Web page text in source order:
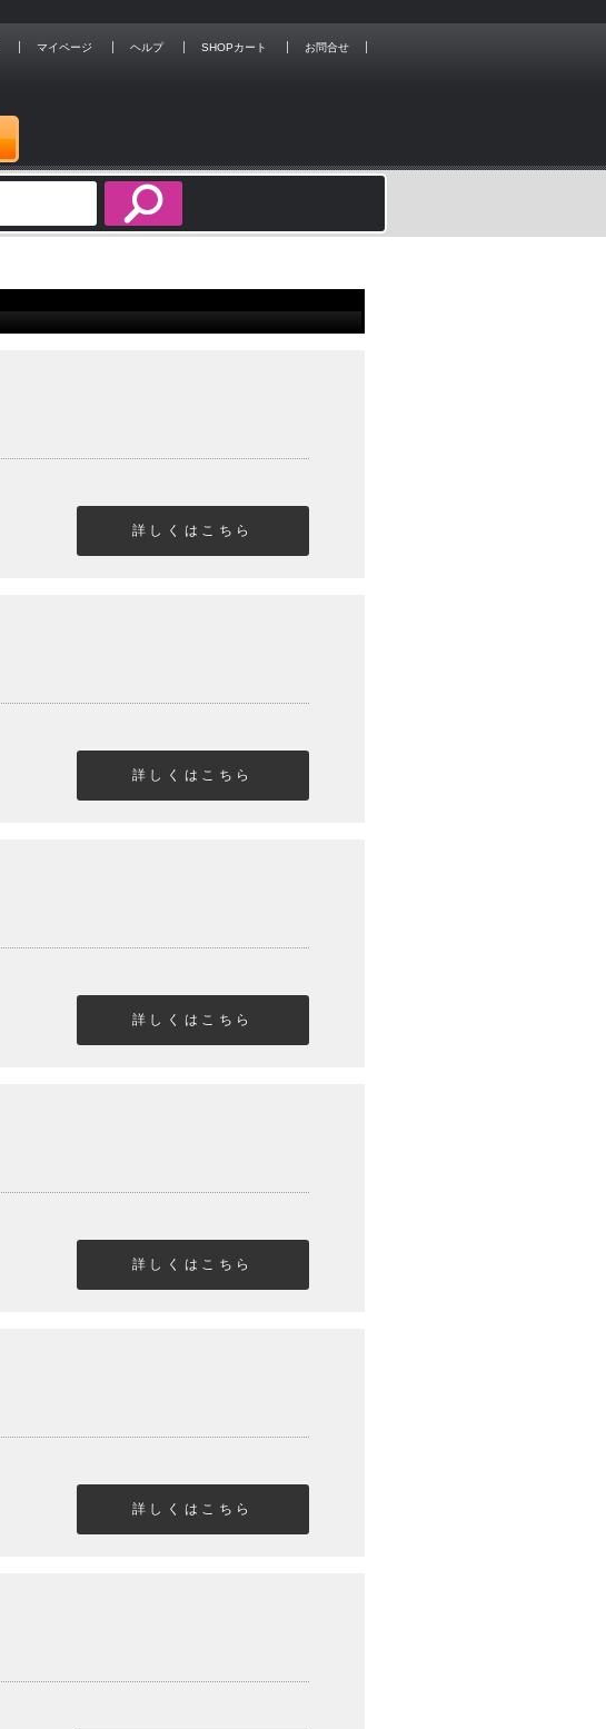
マイページ ヘルプ SHOPカート お問合せ
詳しくはこちら
詳しくはこちら
詳しくはこちら
詳しくはこちら
詳しくはこちら